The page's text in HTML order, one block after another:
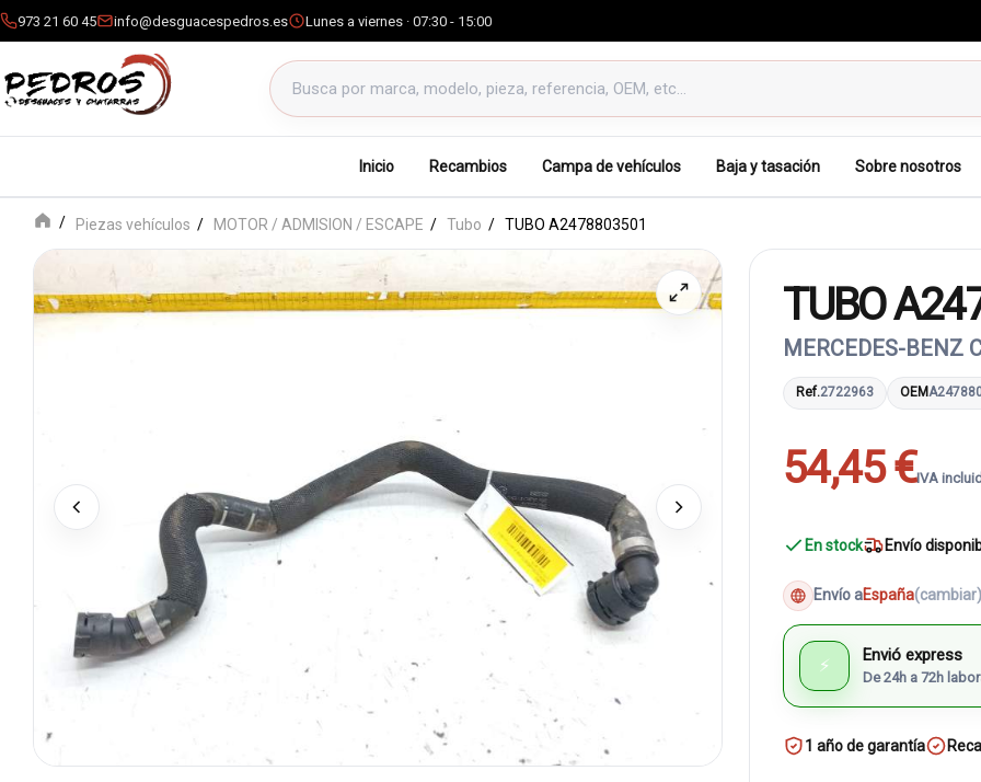
973 21 60 45 info@desguacespedros.es Lunes a viernes · 07:30 - 15:00
Buscar productos
Inicio Recambios Campa de vehículos Baja y tasación Sobre nosotros
Piezas vehículos MOTOR / ADMISION / ESCAPE Tubo TUBO A2478803501
TUBO
MERCEDES-BENZ
Ref.2722963 OEM
54,45 €IVA
En stock Envío
Envío aEspaña(cambiar)
⚡ Envió express
De 24h a 72h
1 año de garantía